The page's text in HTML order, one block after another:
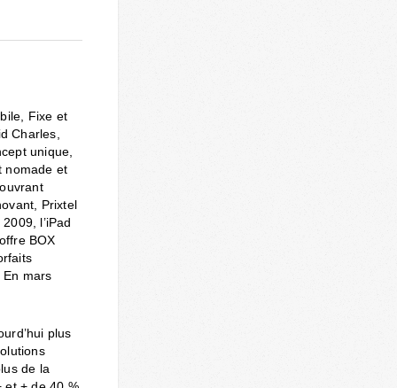
Fixe et
Charles,
unique,
nomade et
Prixtel
l’iPad
BOX
mars
plus
de la